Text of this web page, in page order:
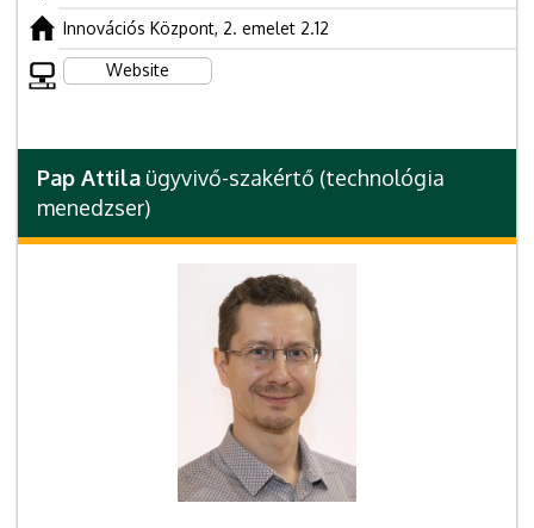
Innovációs Központ, 2. emelet 2.12
Website
Pap Attila ügyvivő-szakértő (technológia
menedzser)